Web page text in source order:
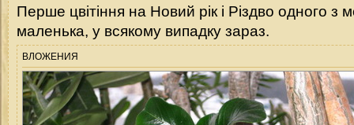
Перше цвітіння на Новий рік і Різдво одного з
маленька, у всякому випадку зараз.
ВЛОЖЕНИЯ